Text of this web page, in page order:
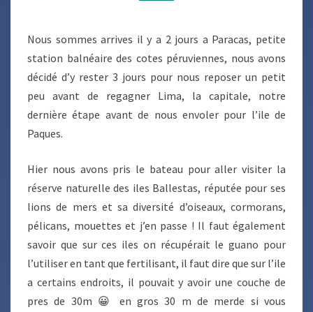
Nous sommes arrives il y a 2 jours a Paracas, petite
station balnéaire des cotes péruviennes, nous avons
décidé d’y rester 3 jours pour nous reposer un petit
peu avant de regagner Lima, la capitale, notre
dernière étape avant de nous envoler pour l’ile de
Paques.
Hier nous avons pris le bateau pour aller visiter la
réserve naturelle des iles Ballestas, réputée pour ses
lions de mers et sa diversité d’oiseaux, cormorans,
pélicans, mouettes et j’en passe ! Il faut également
savoir que sur ces iles on récupérait le guano pour
l’utiliser en tant que fertilisant, il faut dire que sur l’ile
a certains endroits, il pouvait y avoir une couche de
pres de 30m 😀 en gros 30 m de merde si vous